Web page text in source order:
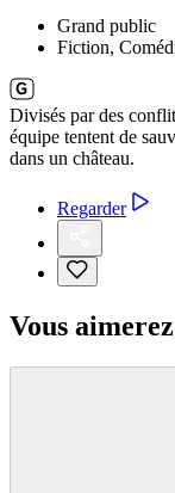
Grand public
Fiction,
Divisés par des
équipe tentent de
dans un château.
Regarder
Vous